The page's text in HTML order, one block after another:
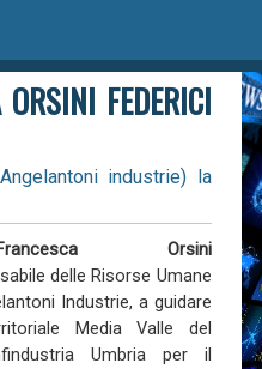
FEDERICI
industrie) la
Orsini
delle Risorse Umane
Industrie, a guidare
Media Valle del
Umbria per il